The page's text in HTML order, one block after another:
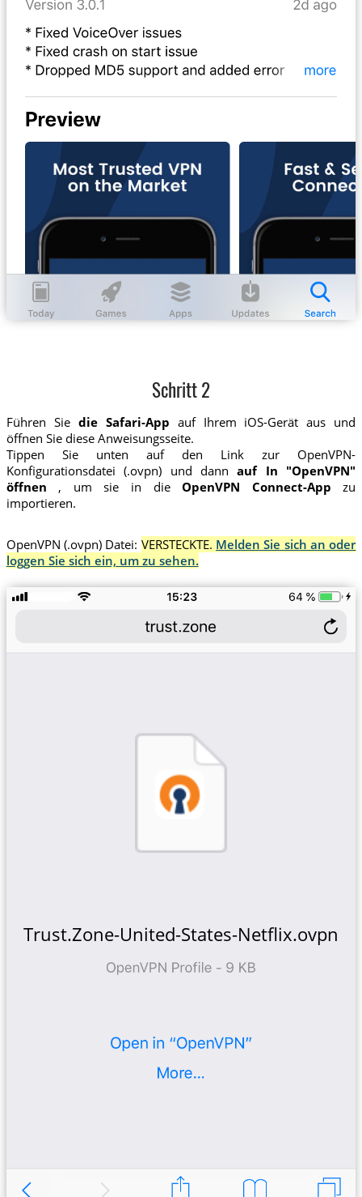
Schritt 2
Führen Sie die Safari-App auf Ihrem iOS-Gerät aus und
öffnen Sie diese Anweisungsseite.
Tippen Sie unten auf den Link zur OpenVPN-
Konfigurationsdatei (.ovpn) und dannauf In "OpenVPN"
öffnen , um sie in dieOpenVPN Connect-App zu
importieren.
OpenVPN (.ovpn) Datei: VERSTECKTE. Melden Sie sich an oder
loggen Sie sich ein, um zu sehen.
Trust.Zone-United-States-Netflix.ovpn